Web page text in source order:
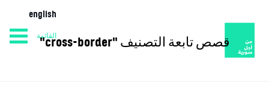
الصفحة الرئيسية المفكرة من نحن
english
القائمة قصص تابعة التصنيف "cross-border"